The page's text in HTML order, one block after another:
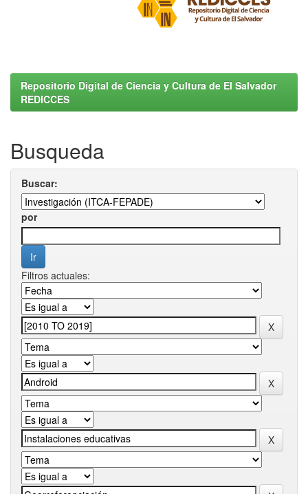
Repositorio Digital de Ciencia y Cultura de El Salvador
REDICCES
Busqueda
Buscar:
por
Filtros actuales: